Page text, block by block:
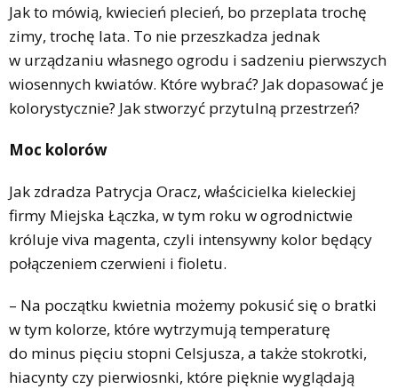
Jak to mówią, kwiecień plecień, bo przeplata trochę
zimy, trochę lata. To nie przeszkadza jednak
w urządzaniu własnego ogrodu i sadzeniu pierwszych
wiosennych kwiatów. Które wybrać? Jak dopasować je
kolorystycznie? Jak stworzyć przytulną przestrzeń?
Moc kolorów
Jak zdradza Patrycja Oracz, właścicielka kieleckiej
firmy Miejska Łączka, w tym roku w ogrodnictwie
króluje viva magenta, czyli intensywny kolor będący
połączeniem czerwieni i fioletu.
– Na początku kwietnia możemy pokusić się o bratki
w tym kolorze, które wytrzymują temperaturę
do minus pięciu stopni Celsjusza, a także stokrotki,
hiacynty czy pierwiosnki, które pięknie wyglądają